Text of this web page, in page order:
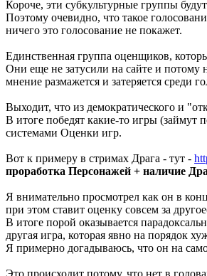
Короче, эти субкультурные группы
Поэтому очевидно, что такое
ничего это голосование не покажет.
Единственная группа оценщиков,
Они еще не затусили на сайте и
мнение размажется и затеряется среди
Выходит, что из демократического и
В итоге победят какие-то игры (займут
системами Оценки игр.
Вот к примеру в стримах Драга - тут -
проработка Персонажей + наличие
Я внимательно просмотрел как он в
при этом ставит оценку совсем за
В итоге порой оказывается
другая игра, которая явно на порядок
Я примерно догадываюсь, что он на